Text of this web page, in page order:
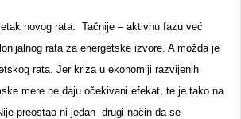
novog rata. Tačnije – aktivnu fazu već
rata za energetske izvore. A možda je
rata. Jer kriza u ekonomiji razvijenih
mere ne daju očekivani efekat, te je tako na
preostao ni jedan drugi način da se